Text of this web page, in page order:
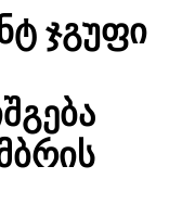
ჯგუფი